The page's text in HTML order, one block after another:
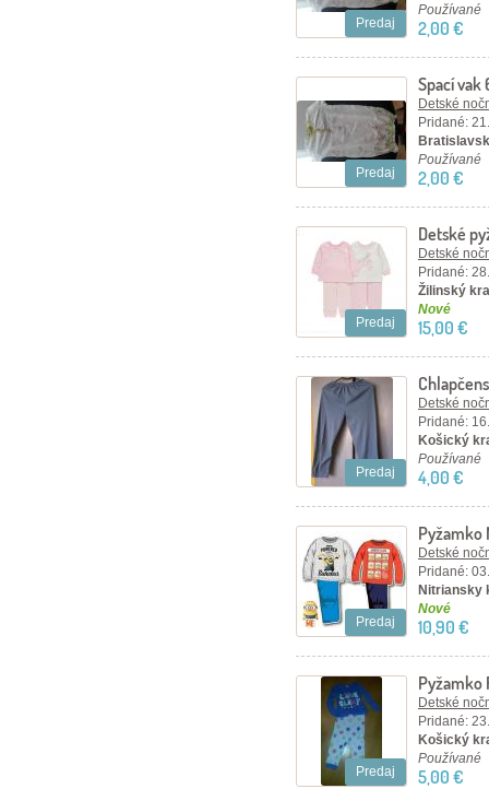
Predaj
Používané
2,00 €
Predaj
Spací
Detské
Pridané:
Používané
2,00 €
Predaj
Detské
sada 2ks
Detské
Pridané:
Žilinský
Nové
15,00 €
Predaj
Detské
Pridané:
Košický
Používané
4,00 €
Predaj
Pyžamko
Detské
Pridané:
Nitriansky
Nové
10,90 €
Predaj
Pyžamko
Detské
Pridané:
Košický
Používané
5,00 €